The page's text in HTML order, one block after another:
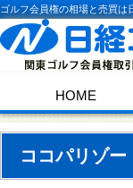
ゴルフ会員権の相場と売買は
HOME
ココパリゾ